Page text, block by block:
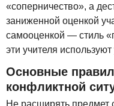
«соперничество», а
заниженной оценкой
самооценкой — стиль
эти учителя
Основные
конфликтной